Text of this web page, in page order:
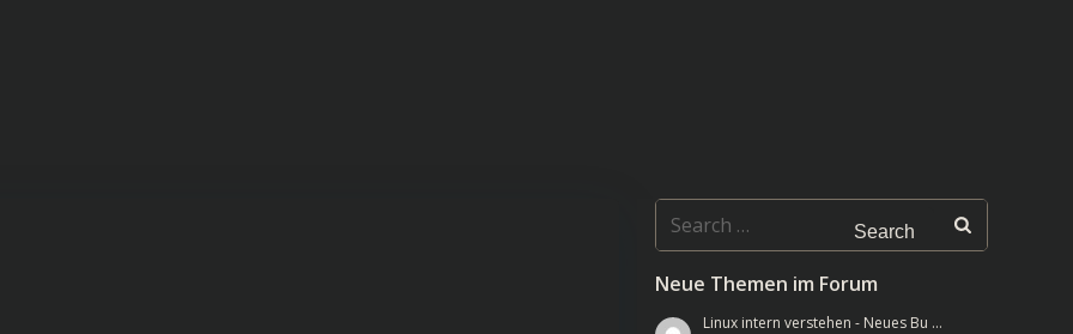
Search
for:
Neue Themen im Forum
Linux intern verstehen - Neues Bu …